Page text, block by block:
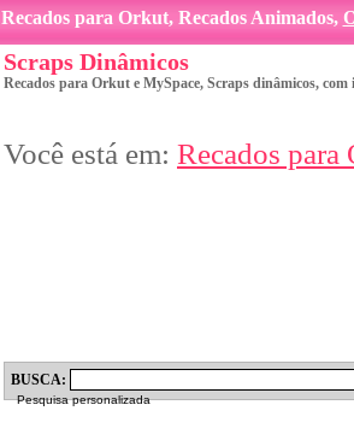
Recados para Orkut, Recados Animados,
Scraps Dinâmicos
Recados para Orkut e MySpace, Scraps dinâmicos, com
Você está em: Recados para
BUSCA:
Pesquisa personalizada